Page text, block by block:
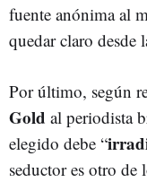
fuente anónima al
quedar claro desde
Por último, según
Gold al periodista
elegido debe “
seductor es otro de